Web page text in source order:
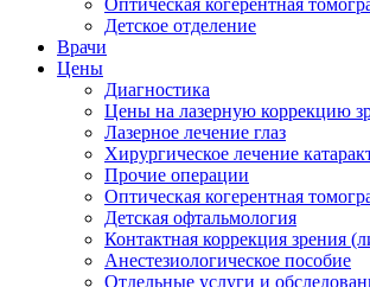
Оптическая когерентная
Детское отделение
Врачи
Цены
Диагностика
Цены на лазерную коррекцию
Лазерное лечение глаз
Хирургическое лечение
Прочие операции
Оптическая когерентная
Детская офтальмология
Контактная коррекция зрения
Анестезиологическое пособие
Отдельные услуги и